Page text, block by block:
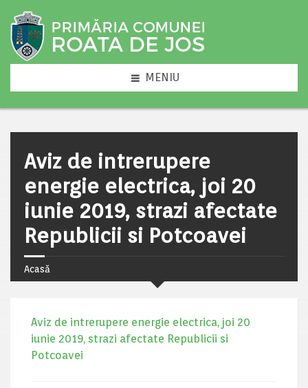
MENIU
Aviz de intrerupere
energie electrica, joi 20
iunie 2019, strazi afectate
Republicii si Potcoavei
Acasă
Aviz de intrerupere energie electrica, joi 20
iunie 2019, strazi afectate Republicii si
Potcoavei